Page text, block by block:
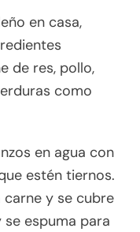
en casa,
de res, pollo,
como
en agua con
estén tiernos.
carne y se cubre
se espuma para